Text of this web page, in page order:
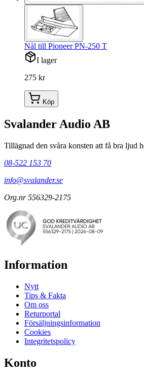
Nål till Pioneer PN-250 T
I lager
275 kr
Köp
Svalander Audio AB
Tillägnad den svåra konsten att få bra ljud
08-522 153 70
info@svalander.se
Org.nr 556329-2175
Information
Nytt
Tips & Fakta
Om oss
Returportal
Försäljningsinformation
Cookies
Integritetspolicy
Konto